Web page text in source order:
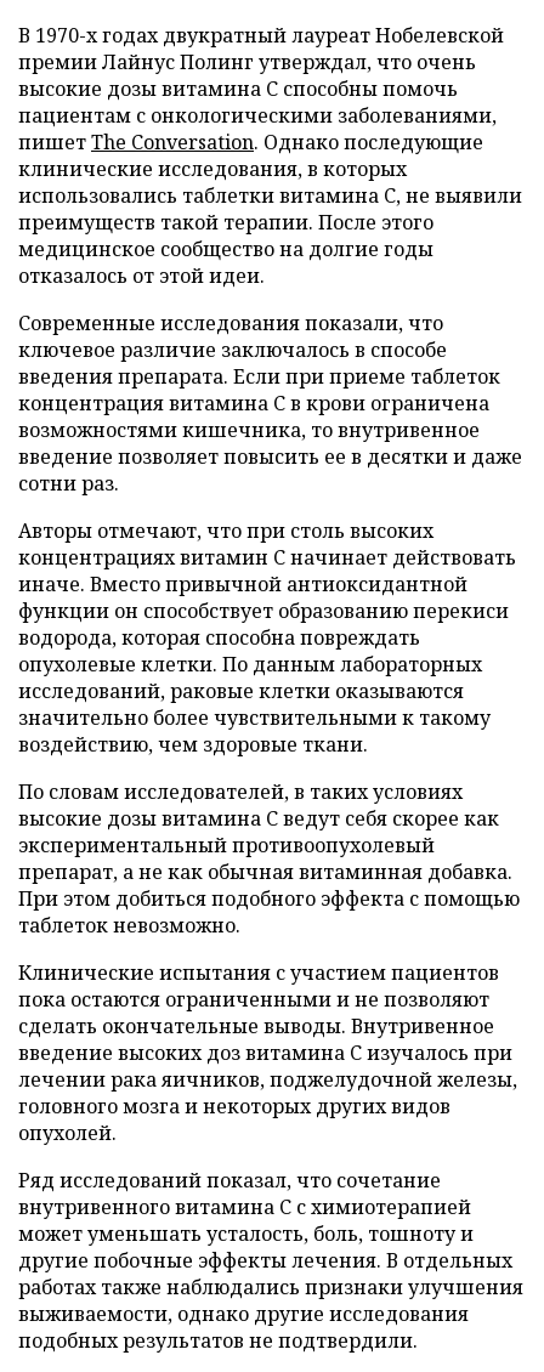
В 1970-х годах двукратный лауреат Нобелевской
премии Лайнус Полинг утверждал, что очень
высокие дозы витамина C способны помочь
пациентам с онкологическими заболеваниями,
пишетThe Conversation. Однако последующие
клинические исследования, в которых
использовались таблетки витамина C, не выявили
преимуществ такой терапии. После этого
медицинское сообщество на долгие годы
отказалось от этой идеи.
Современные исследования показали, что
ключевое различие заключалось в способе
введения препарата. Если при приеме таблеток
концентрация витамина C в крови ограничена
возможностями кишечника, то внутривенное
введение позволяет повысить ее в десятки и даже
сотни раз.
Авторы отмечают, что при столь высоких
концентрациях витамин C начинает действовать
иначе. Вместо привычной антиоксидантной
функции он способствует образованию перекиси
водорода, которая способна повреждать
опухолевые клетки. По данным лабораторных
исследований, раковые клетки оказываются
значительно более чувствительными к такому
воздействию, чем здоровые ткани.
По словам исследователей, в таких условиях
высокие дозы витамина C ведут себя скорее как
экспериментальный противоопухолевый
препарат, а не как обычная витаминная добавка.
При этом добиться подобного эффекта с помощью
таблеток невозможно.
Клинические испытания с участием пациентов
пока остаются ограниченными и не позволяют
сделать окончательные выводы. Внутривенное
введение высоких доз витамина C изучалось при
лечении рака яичников, поджелудочной железы,
головного мозга и некоторых других видов
опухолей.
Ряд исследований показал, что сочетание
внутривенного витамина C с химиотерапией
может уменьшать усталость, боль, тошноту и
другие побочные эффекты лечения. В отдельных
работах также наблюдались признаки улучшения
выживаемости, однако другие исследования
подобных результатов не подтвердили.